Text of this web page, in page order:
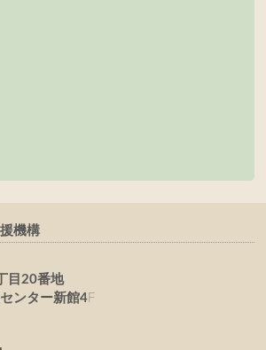
機構
目20番地
ンター新館4F